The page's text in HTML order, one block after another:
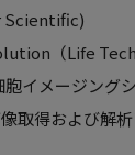
Scientific)
（Life
イメージング
得および解析